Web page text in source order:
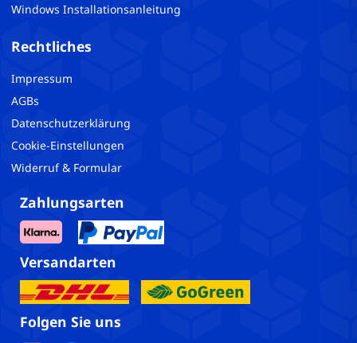
Windows Installationsanleitung
Rechtliches
Impressum
AGBs
Datenschutzerklärung
Cookie-Einstellungen
Widerruf & Formular
Zahlungsarten
Versandarten
Folgen Sie uns